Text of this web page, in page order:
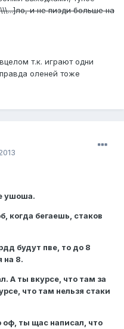
и не пизди больше на
т.к. играют одни
оленей тоже
ушоша.
когда бегаешь, стаков
будут пве, то до 8
на 8.
А ты вкурсе, что там за
что там нельзя стаки
ты щас написал, что